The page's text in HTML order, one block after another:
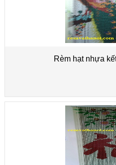
Rèm hạt nhựa